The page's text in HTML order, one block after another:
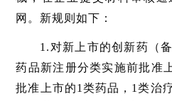
网。新规则如下：
1.对新上市的创新药（
药品新注册分类实施前批准
批准上市的1类药品，1类治